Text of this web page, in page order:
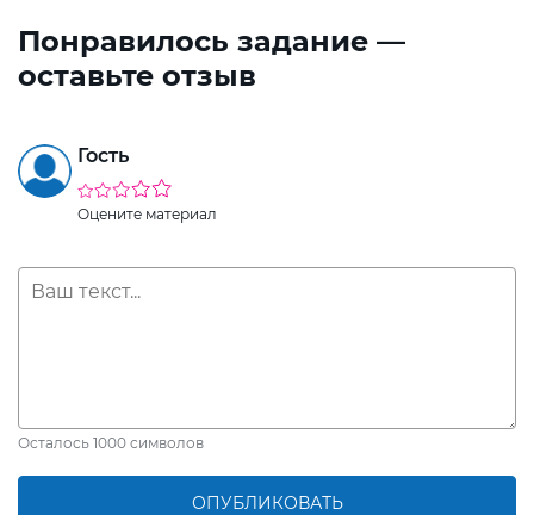
Понравилось задание —
оставьте отзыв
Гость
Оцените материал
Осталось 1000 символов
ОПУБЛИКОВАТЬ